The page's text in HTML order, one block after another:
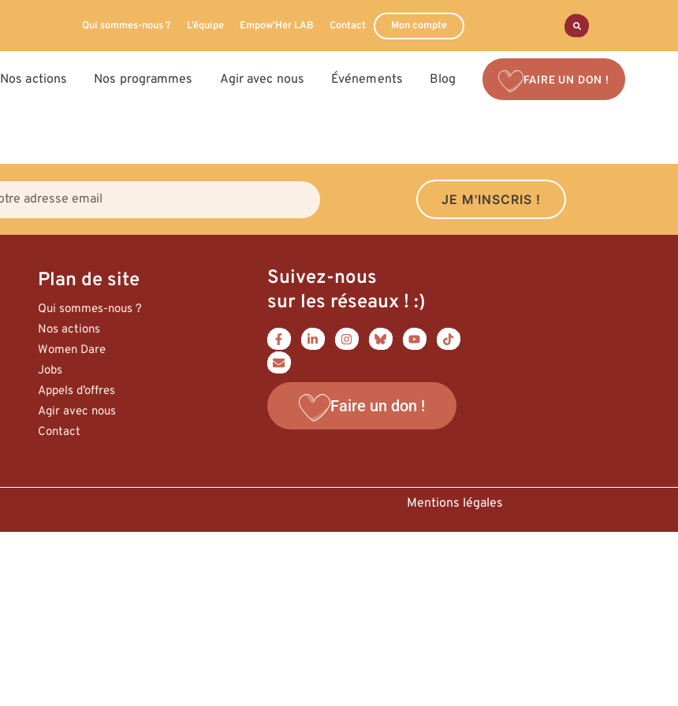
Qui sommes-nous ? L’équipe Empow’Her LAB Contact Mon compte
Nos actions Nos programmes Agir avec nous Événements Blog FAIRE UN DON !
JE M'INSCRIS !
Plan de site
Qui sommes-nous ?
Nos actions
Women Dare
Jobs
Appels d’offres
Agir avec nous
Contact
Suivez-nous
sur les réseaux ! :)
Faire un don !
Mentions légales